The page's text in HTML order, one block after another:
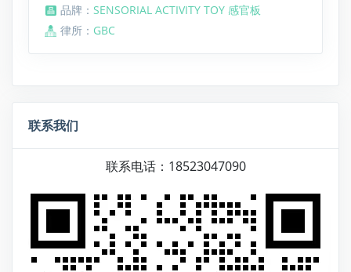
品牌： SENSORIAL ACTIVITY TOY 感官板
律所： GBC
联系我们
联系电话：18523047090